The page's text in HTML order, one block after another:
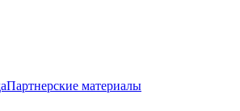
Партнерские материалы